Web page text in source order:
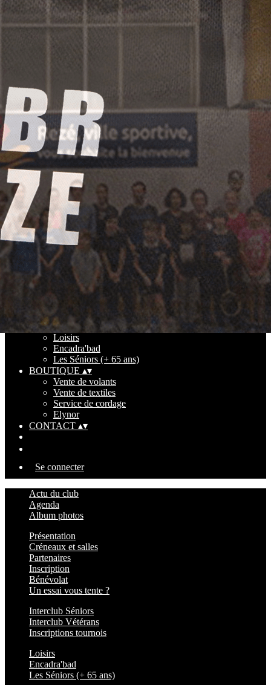
Exporter les lignes sélectionnées
Exporter toutes les colonnes
Exporter uniquement les colonnes affichées
Ajoutez un logo, un bouton, des réseaux sociaux
Cliquez pour éditer
ACCUEIL▴▾
ACTUALITÉS
▴
Actu du club
Agenda
Album photos
LE CLUB▴▾
Présentation
Créneaux et salles
Partenaires
Inscription
Bénévolat
Un essai vous tente ?
COMPÉTITIONS
▾
Interclub Séniors
Inscriptions tournois
LOISIRS ▴▾
Loisirs
Encadra'bad
Les Séniors (+ 65 ans)
BOUTIQUE ▴▾
Vente de volants
Vente de textiles
Service de cordage
Elynor
CONTACT ▴▾
Se connecter
Actu du club
Agenda
Album photos
Présentation
Créneaux et salles
Partenaires
Inscription
Bénévolat
Un essai vous tente ?
Interclub Séniors
Interclub Vétérans
Inscriptions tournois
Loisirs
Encadra'bad
Les Séniors (+ 65 ans)